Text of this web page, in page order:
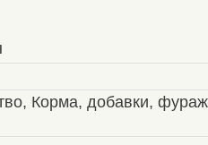
Корма, добавки,